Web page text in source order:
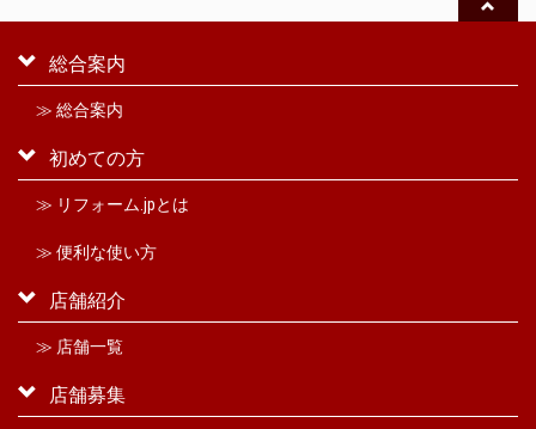
総合案内
≫ 総合案内
初めての方
≫ リフォーム.jpとは
≫ 便利な使い方
店舗紹介
≫ 店舗一覧
店舗募集